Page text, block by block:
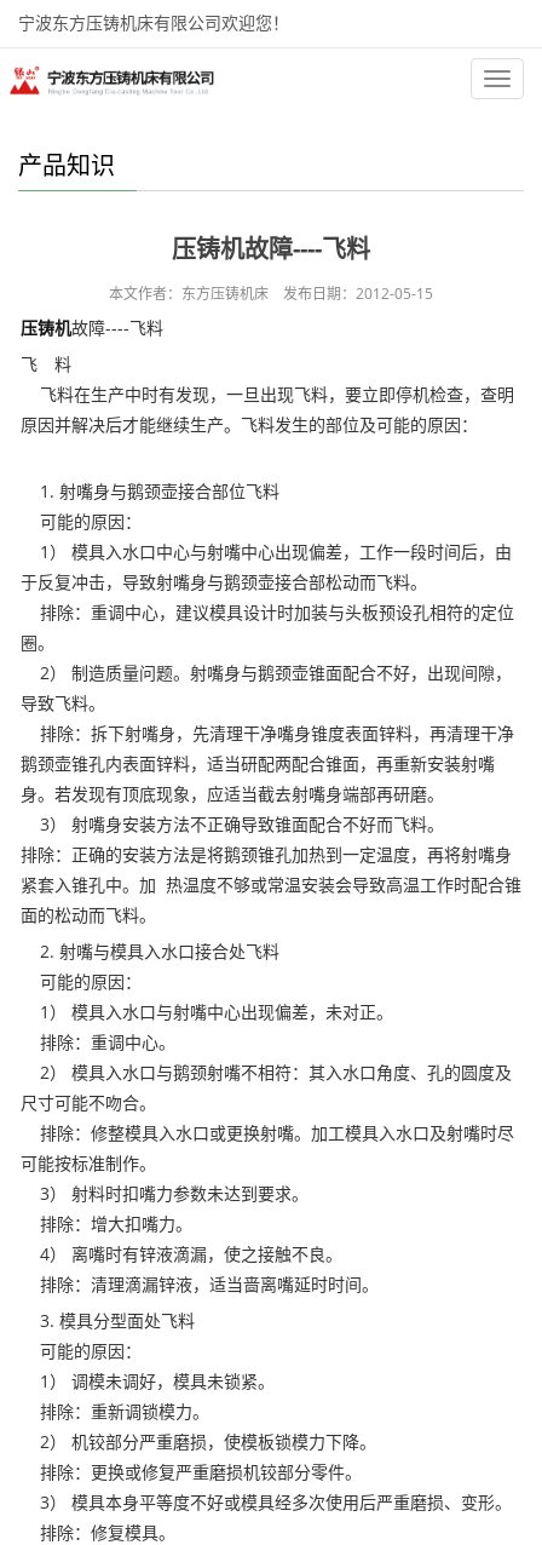
宁波东方压铸机床有限公司欢迎您！
分
类
首页 新闻中心 产品知识
产品知识
压铸机故障----飞料
本文作者：东方压铸机床 发布日期：2012-05-15
压铸机故障----飞料
飞 料
飞料在生产中时有发现，一旦出现飞料，要立即停机检查，查明
原因并解决后才能继续生产。飞料发生的部位及可能的原因：
1. 射嘴身与鹅颈壶接合部位飞料
可能的原因：
1） 模具入水口中心与射嘴中心出现偏差，工作一段时间后，由
于反复冲击，导致射嘴身与鹅颈壶接合部松动而飞料。
排除：重调中心，建议模具设计时加装与头板预设孔相符的定位
圈。
2） 制造质量问题。射嘴身与鹅颈壶锥面配合不好，出现间隙，
导致飞料。
排除：拆下射嘴身，先清理干净嘴身锥度表面锌料，再清理干净
鹅颈壶锥孔内表面锌料，适当研配两配合锥面，再重新安装射嘴
身。若发现有顶底现象，应适当截去射嘴身端部再研磨。
3） 射嘴身安装方法不正确导致锥面配合不好而飞料。
排除：正确的安装方法是将鹅颈锥孔加热到一定温度，再将射嘴身
紧套入锥孔中。加 热温度不够或常温安装会导致高温工作时配合锥
面的松动而飞料。
2. 射嘴与模具入水口接合处飞料
可能的原因：
1） 模具入水口与射嘴中心出现偏差，未对正。
排除：重调中心。
2） 模具入水口与鹅颈射嘴不相符：其入水口角度、孔的圆度及
尺寸可能不吻合。
排除：修整模具入水口或更换射嘴。加工模具入水口及射嘴时尽
可能按标准制作。
3） 射料时扣嘴力参数未达到要求。
排除：增大扣嘴力。
4） 离嘴时有锌液滴漏，使之接触不良。
排除：清理滴漏锌液，适当啬离嘴延时时间。
3. 模具分型面处飞料
可能的原因：
1） 调模未调好，模具未锁紧。
排除：重新调锁模力。
2） 机铰部分严重磨损，使模板锁模力下降。
排除：更换或修复严重磨损机铰部分零件。
3） 模具本身平等度不好或模具经多次使用后严重磨损、变形。
排除：修复模具。